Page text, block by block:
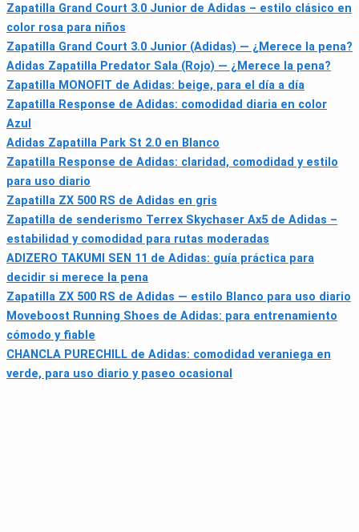
Zapatilla Grand Court 3.0 Junior de Adidas – estilo clásico en
color rosa para niños
Zapatilla Grand Court 3.0 Junior (Adidas) — ¿Merece la pena?
Adidas Zapatilla Predator Sala (Rojo) — ¿Merece la pena?
Zapatilla MONOFIT de Adidas: beige, para el día a día
Zapatilla Response de Adidas: comodidad diaria en color
Azul
Adidas Zapatilla Park St 2.0 en Blanco
Zapatilla Response de Adidas: claridad, comodidad y estilo
para uso diario
Zapatilla ZX 500 RS de Adidas en gris
Zapatilla de senderismo Terrex Skychaser Ax5 de Adidas –
estabilidad y comodidad para rutas moderadas
ADIZERO TAKUMI SEN 11 de Adidas: guía práctica para
decidir si merece la pena
Zapatilla ZX 500 RS de Adidas — estilo Blanco para uso diario
Moveboost Running Shoes de Adidas: para entrenamiento
cómodo y fiable
CHANCLA PURECHILL de Adidas: comodidad veraniega en
verde, para uso diario y paseo ocasional